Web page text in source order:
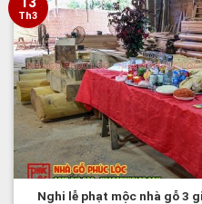
Nghi lễ phạt mộc nhà gỗ 3
Th3